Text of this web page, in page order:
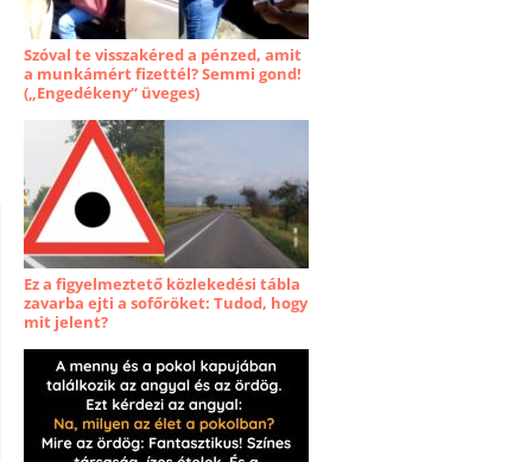
Szóval te visszakéred a pénzed, amit
a munkámért fizettél? Semmi gond!
(„Engedékeny“ üveges)
Ez a figyelmeztető közlekedési tábla
zavarba ejti a sofőröket: Tudod, hogy
mit jelent?